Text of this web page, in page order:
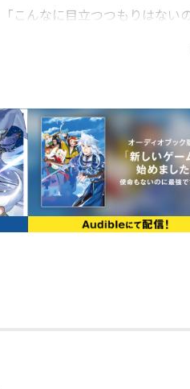
「こんなに目立つつもりはない
けている現在。最強NPCと見な
風の様子で、クラン・Zodiacの
る。まだまだ続く大規模戦に、
もちろん美味しいご飯に——ゲー
だ。その結果、相変わらず知ら
るところを知らない。イベント
自国に戻ったアローン宰相へ会